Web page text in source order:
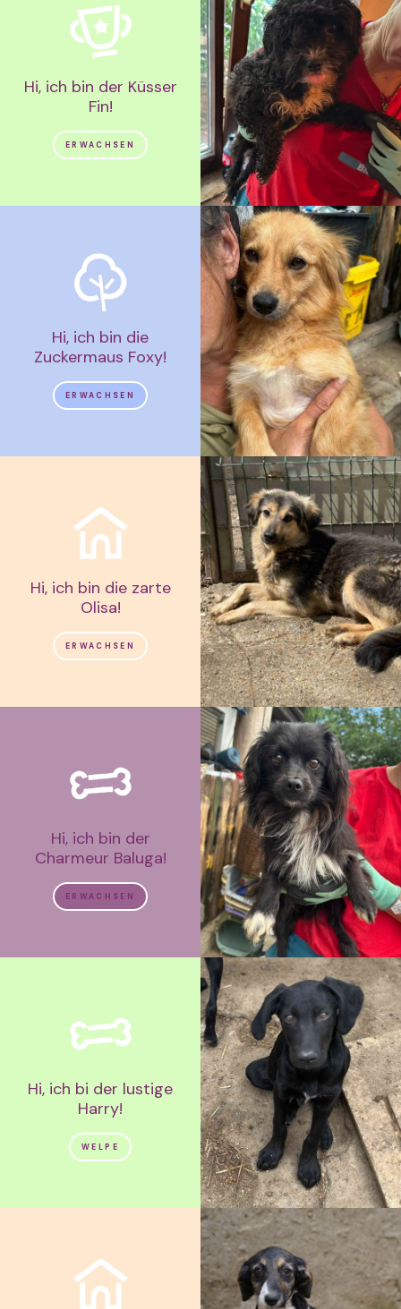
Hi, ich bin der Küsser
Fin!
ERWACHSEN
Hi, ich bin die
Zuckermaus Foxy!
ERWACHSEN
Hi, ich bin die zarte
Olisa!
ERWACHSEN
Hi, ich bin der
Charmeur Baluga!
ERWACHSEN
Hi, ich bi der lustige
Harry!
WELPE